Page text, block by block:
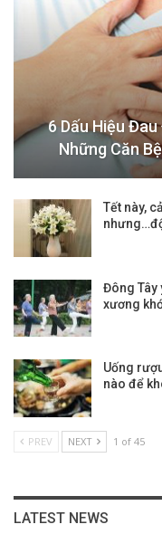
6 Dấu Hiệu
Những Căn
Tết này,
Đông Tây
xương
Uống
nào để
PREV NEXT 1 of 45
LATEST NEWS